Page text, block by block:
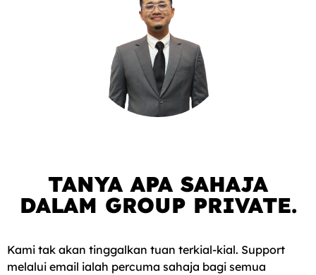
TANYA APA SAHAJA
DALAM GROUP PRIVATE.
Kami tak akan tinggalkan tuan terkial-kial. Support
melalui email ialah percuma sahaja bagi semua